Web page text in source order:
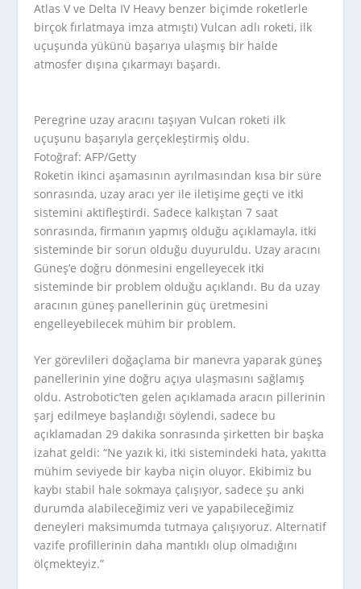
Atlas V ve Delta IV Heavy benzer biçimde roketlerle
birçok fırlatmaya imza atmıştı) Vulcan adlı roketi, ilk
uçuşunda yükünü başarıya ulaşmış bir halde
atmosfer dışına çıkarmayı başardı.
Peregrine uzay aracını taşıyan Vulcan roketi ilk
uçuşunu başarıyla gerçekleştirmiş oldu.
Fotoğraf: AFP/Getty
Roketin ikinci aşamasının ayrılmasından kısa bir süre
sonrasında, uzay aracı yer ile iletişime geçti ve itki
sistemini aktifleştirdi. Sadece kalkıştan 7 saat
sonrasında, firmanın yapmış olduğu açıklamayla, itki
sisteminde bir sorun olduğu duyuruldu. Uzay aracını
Güneş’e doğru dönmesini engelleyecek itki
sisteminde bir problem olduğu açıklandı. Bu da uzay
aracının güneş panellerinin güç üretmesini
engelleyebilecek mühim bir problem.
Yer görevlileri doğaçlama bir manevra yaparak güneş
panellerinin yine doğru açıya ulaşmasını sağlamış
oldu. Astrobotic’ten gelen açıklamada aracın pillerinin
şarj edilmeye başlandığı söylendi, sadece bu
açıklamadan 29 dakika sonrasında şirketten bir başka
izahat geldi: “Ne yazık ki, itki sistemindeki hata, yakıtta
mühim seviyede bir kayba niçin oluyor. Ekibimiz bu
kaybı stabil hale sokmaya çalışıyor, sadece şu anki
durumda alabileceğimiz veri ve yapabileceğimiz
deneyleri maksimumda tutmaya çalışıyoruz. Alternatif
vazife profillerinin daha mantıklı olup olmadığını
ölçmekteyiz.”